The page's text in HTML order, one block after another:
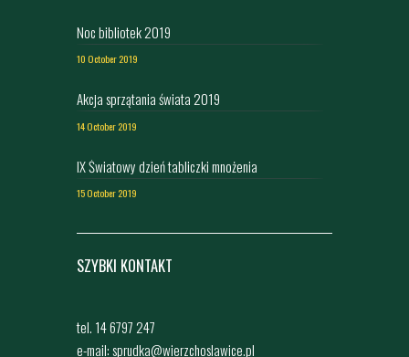
Noc bibliotek 2019
10 October 2019
Akcja sprzątania świata 2019
14 October 2019
IX Światowy dzień tabliczki mnożenia
15 October 2019
SZYBKI KONTAKT
tel. 14 6797 247
e-mail: sprudka@wierzchoslawice.pl